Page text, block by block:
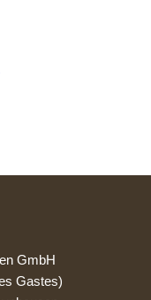
GmbH
Gastes)